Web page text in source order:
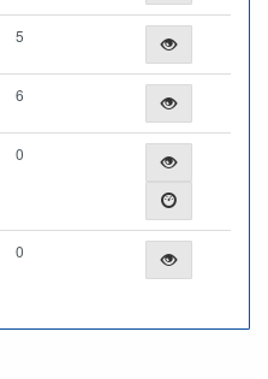
5
6
0
0